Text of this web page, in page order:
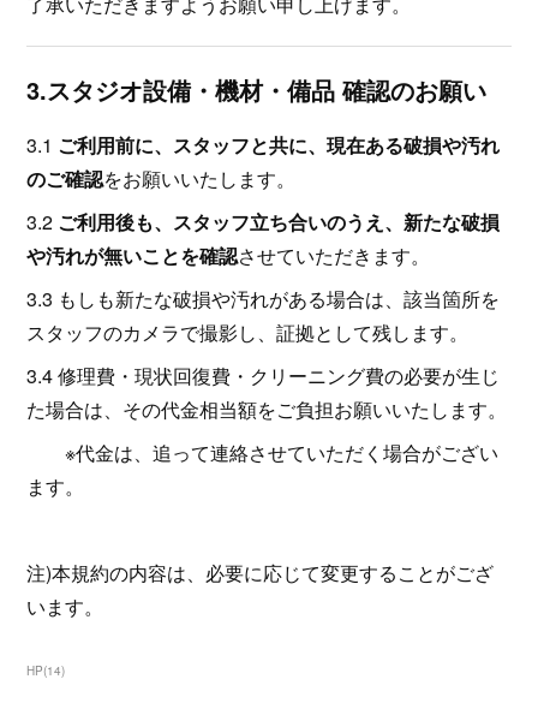
3.スタジオ設備・機材・備品 確認のお願い
3.1 ご利用前に、スタッフと共に、現在ある破損や汚れ
のご確認をお願いいたします。
3.2 ご利用後も、スタッフ立ち合いのうえ、新たな破損
や汚れが無いことを確認させていただきます。
3.3 もしも新たな破損や汚れがある場合は、該当箇所を
スタッフのカメラで撮影し、証拠として残します。
3.4 修理費・現状回復費・クリーニング費の必要が生じ
た場合は、その代金相当額をご負担お願いいたします。
※代金は、追って連絡させていただく場合がござい
ます。
注)本規約の内容は、必要に応じて変更することがござ
います。
HP(14)